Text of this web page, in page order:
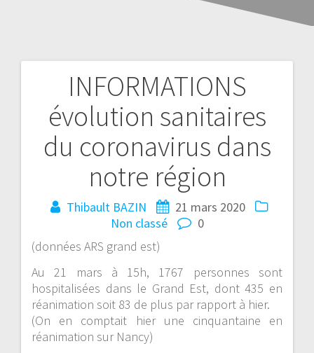
INFORMATIONS
évolution sanitaires
du coronavirus dans
notre région
Thibault BAZIN
21 mars 2020
Non classé
0
(données ARS grand est)
Au 21 mars à 15h, 1767 personnes sont
hospitalisées dans le Grand Est, dont 435 en
réanimation soit 83 de plus par rapport à hier.
(On en comptait hier une cinquantaine en
réanimation sur Nancy)